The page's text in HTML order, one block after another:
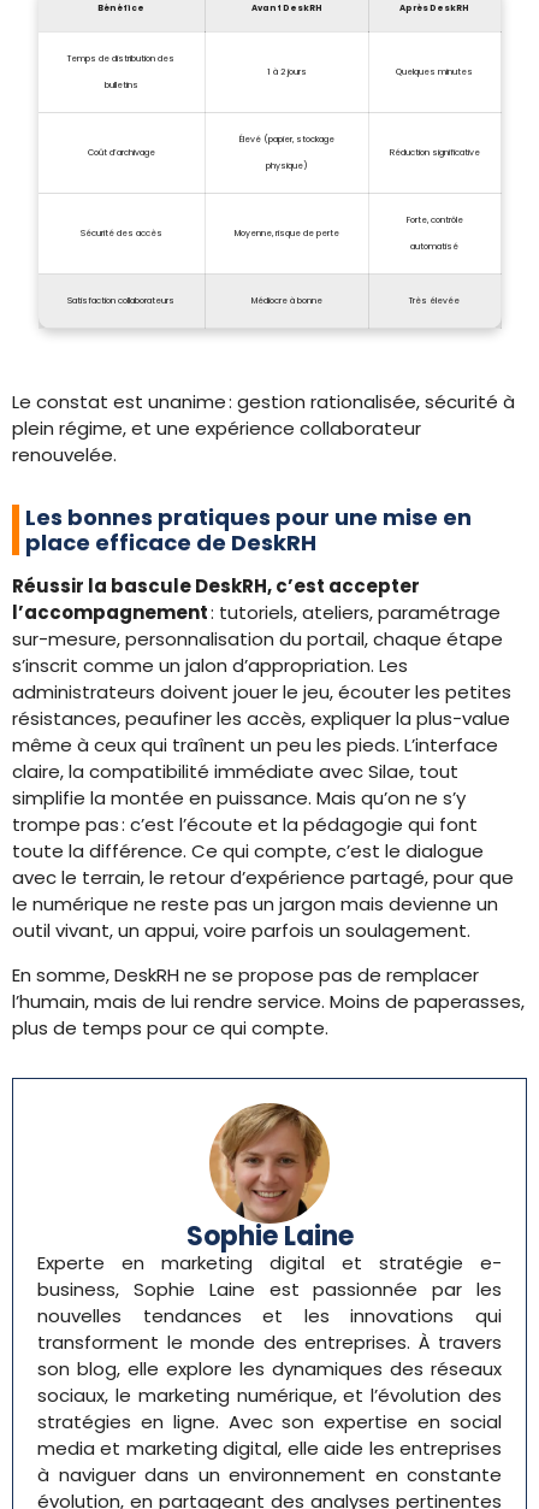
Bénéfice Avant DeskRH Après DeskRH
Temps de distribution des
bulletins
1 à 2 jours Quelques minutes
Coût d’archivage
Élevé (papier, stockage
physique)
Réduction significative
Sécurité des accès Moyenne, risque de perte
Forte, contrôle
automatisé
Satisfaction collaborateurs Médiocre à bonne Très élevée
Le constat est unanime : gestion rationalisée, sécurité à
plein régime, et une expérience collaborateur
renouvelée.
Les bonnes pratiques pour une mise en
place efficace de DeskRH
Réussir la bascule DeskRH, c’est accepter
l’accompagnement: tutoriels, ateliers, paramétrage
sur-mesure, personnalisation du portail, chaque étape
s’inscrit comme un jalon d’appropriation. Les
administrateurs doivent jouer le jeu, écouter les petites
résistances, peaufiner les accès, expliquer la plus-value
même à ceux qui traînent un peu les pieds. L’interface
claire, la compatibilité immédiate avec Silae, tout
simplifie la montée en puissance. Mais qu’on ne s’y
trompe pas : c’est l’écoute et la pédagogie qui font
toute la différence. Ce qui compte, c’est le dialogue
avec le terrain, le retour d’expérience partagé, pour que
le numérique ne reste pas un jargon mais devienne un
outil vivant, un appui, voire parfois un soulagement.
En somme, DeskRH ne se propose pas de remplacer
l’humain, mais de lui rendre service. Moins de paperasses,
plus de temps pour ce qui compte.
Sophie Laine
Experte en marketing digital et stratégie e-
business, Sophie Laine est passionnée par les
nouvelles tendances et les innovations qui
transforment le monde des entreprises. À travers
son blog, elle explore les dynamiques des réseaux
sociaux, le marketing numérique, et l’évolution des
stratégies en ligne. Avec son expertise en social
media et marketing digital, elle aide les entreprises
à naviguer dans un environnement en constante
évolution, en partageant des analyses pertinentes